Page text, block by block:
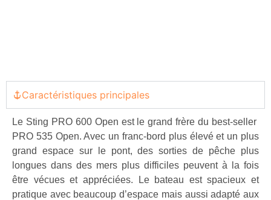
Caractéristiques principales
Le Sting PRO 600 Open est le grand frère du best-seller
PRO 535 Open. Avec un franc-bord plus élevé et un plus
grand espace sur le pont, des sorties de pêche plus
longues dans des mers plus difficiles peuvent à la fois
être vécues et appréciées. Le bateau est spacieux et
pratique avec beaucoup d’espace mais aussi adapté aux